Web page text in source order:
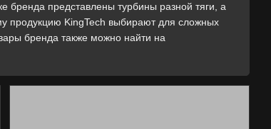
бренда представлены турбины разной тяги, а
продукцию KingTech выбирают для сложных
бренда также можно найти на